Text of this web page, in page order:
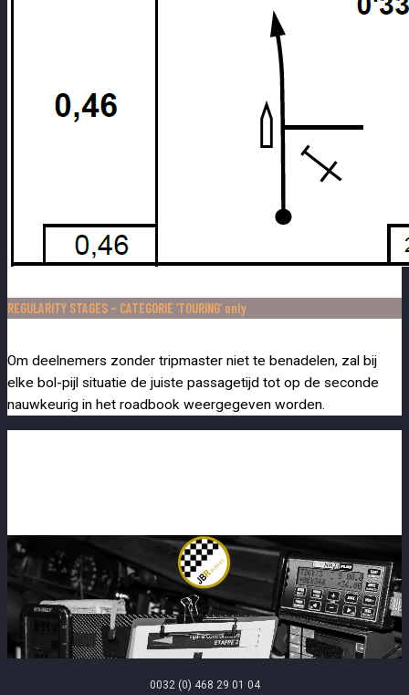
REGULARITY STAGES – CATEGORIE ‘TOURING’ only
Om deelnemers zonder tripmaster niet te benadelen, zal bij
elke bol-pijl situatie de juiste passagetijd tot op de seconde
nauwkeurig in het roadbook weergegeven worden.
0032 (0) 468 29 01 04